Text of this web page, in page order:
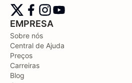
EMPRESA
Sobre nós
Central de Ajuda
Preços
Carreiras
Blog